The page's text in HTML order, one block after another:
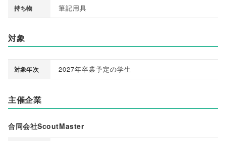
持ち物 筆記用具
対象
対象年次 2027年卒業予定の学生
主催企業
合同会社ScoutMaster